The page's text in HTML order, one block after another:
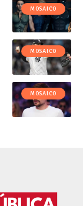
MOSAICO
MOSAICO
MOSAICO